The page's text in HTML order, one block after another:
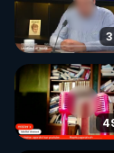
▶ 30 jours
de bien-être
Rendez-
le code :